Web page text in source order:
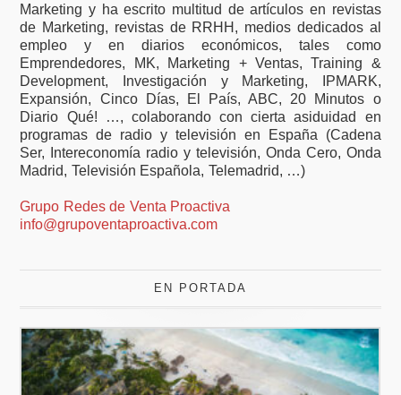
Marketing y ha escrito multitud de artículos en revistas
de Marketing, revistas de RRHH, medios dedicados al
empleo y en diarios económicos, tales como
Emprendedores, MK, Marketing + Ventas, Training &
Development, Investigación y Marketing, IPMARK,
Expansión, Cinco Días, El País, ABC, 20 Minutos o
Diario Qué! …, colaborando con cierta asiduidad en
programas de radio y televisión en España (Cadena
Ser, Intereconomía radio y televisión, Onda Cero, Onda
Madrid, Televisión Española, Telemadrid, …)
Grupo Redes de Venta Proactiva
info@grupoventaproactiva.com
EN PORTADA